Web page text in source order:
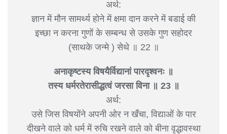
अर्थ:
ज्ञान में मौन सामर्थ्य होने में क्षमा दान करने में बडाई की
इच्छा न करना गुणों के सम्बन्ध से उसके गुण सहोदर
(साथके जन्मे ) सेथे ॥ 22 ॥
अनाकृष्टस्य विषयैर्विद्यानां पारदृश्वनः ॥
तस्य धर्मरतेरासीद्धत्वं जरसा विना ॥ 23 ॥
अर्थ:
उसे जिस विषयोंने अपनी ओर न खँचा, विद्याओं के पार
दीखने वाले को धर्म में रुचि रखने वाले को बीना वृद्धावस्था